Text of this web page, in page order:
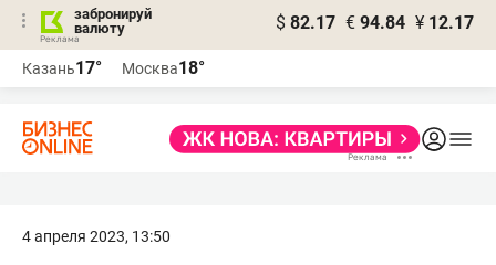
забронируй
валюту
$ 82.17 € 94.84 ¥ 12.17
Казань17° Москва18°
4 апреля 2023, 13:50